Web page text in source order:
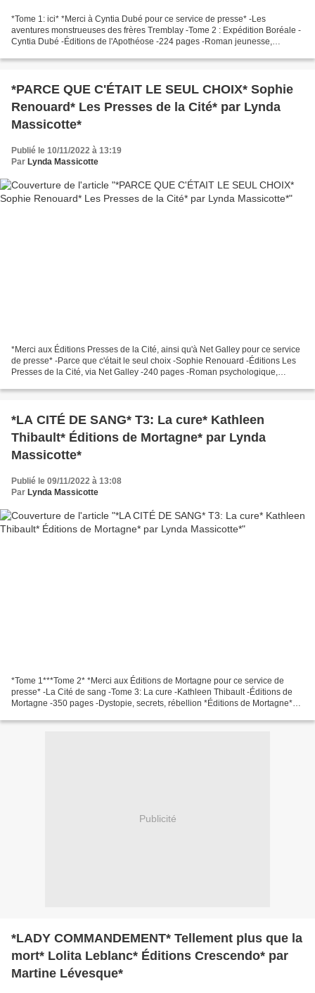
*Tome 1: ici* *Merci à Cyntia Dubé pour ce service de presse* -Les
aventures monstrueuses des frères Tremblay -Tome 2 : Expédition Boréale -
Cyntia Dubé -Éditions de l'Apothéose -224 pages -Roman jeunesse,
*PARCE QUE C'ÉTAIT LE SEUL CHOIX* Sophie
Renouard* Les Presses de la Cité* par Lynda
Massicotte*
Publié le 10/11/2022 à 13:19
Par Lynda Massicotte
*Merci aux Éditions Presses de la Cité, ainsi qu'à Net Galley pour ce service
de presse* -Parce que c'était le seul choix -Sophie Renouard -Éditions Les
Presses de la Cité, via Net Galley -240 pages -Roman psychologique,
*LA CITÉ DE SANG* T3: La cure* Kathleen
Thibault* Éditions de Mortagne* par Lynda
Massicotte*
Publié le 09/11/2022 à 13:08
Par Lynda Massicotte
*Tome 1***Tome 2* *Merci aux Éditions de Mortagne pour ce service de
presse* -La Cité de sang -Tome 3: La cure -Kathleen Thibault -Éditions de
Mortagne -350 pages -Dystopie, secrets, rébellion *Éditions de Mortagne*
Publicité
*LADY COMMANDEMENT* Tellement plus que la
mort* Lolita Leblanc* Éditions Crescendo* par
Martine Lévesque*